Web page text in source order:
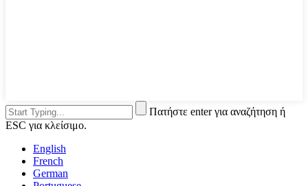
Πατήστε enter για αναζήτηση ή
ESC για κλείσιμο.
English
French
German